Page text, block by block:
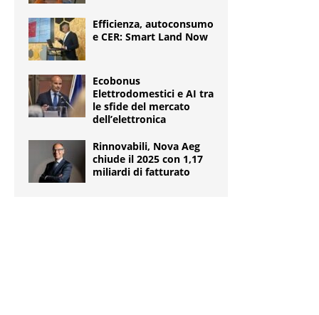
Efficienza, autoconsumo
e CER: Smart Land Now
Ecobonus
Elettrodomestici e AI tra
le sfide del mercato
dell’elettronica
Rinnovabili, Nova Aeg
chiude il 2025 con 1,17
miliardi di fatturato